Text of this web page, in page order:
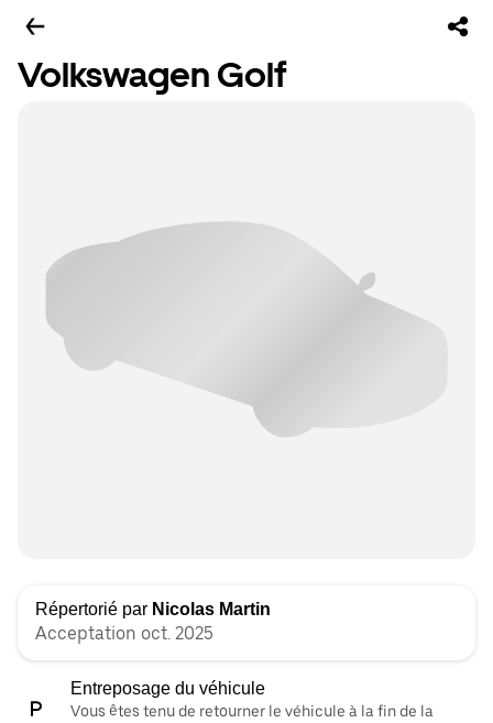
Volkswagen Golf
Répertorié par Nicolas Martin
Acceptation oct. 2025
Entreposage du véhicule
Vous êtes tenu de retourner le véhicule à la fin de la